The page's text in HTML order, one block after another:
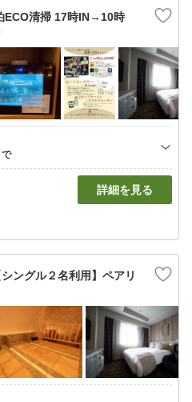
ECO清掃 17時IN→10時
詳細を見る
ングル２名利用】ペアリ